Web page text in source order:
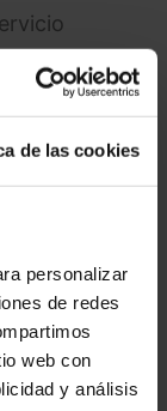
de las cookies
personalizar
de redes
web con
y análisis
las 24